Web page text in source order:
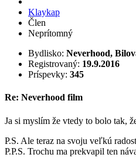
Klaykap
Člen
Neprítomný
Bydlisko: Neverhood,
Registrovaný: 19.9.2016
Príspevky: 345
Re: Neverhood film
Ja si myslím že vtedy to bolo tak,
P.S. Ale teraz na svoju veľkú
P.P.S. Trochu ma prekvapil ten